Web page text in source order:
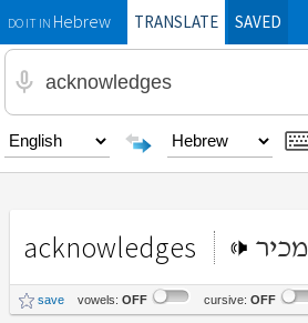
DO IT INHebrewTRANSLATE SAVED
acknowledges מכיר
save vowels: OFF cursive: OFF